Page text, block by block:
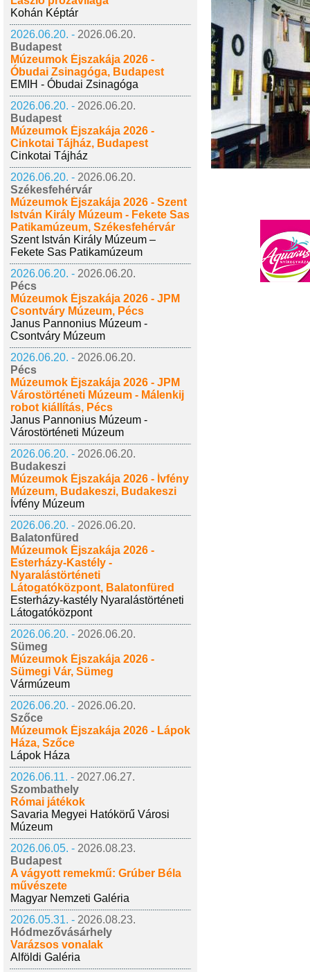
Kohán Képtár
2026.06.20. - 2026.06.20.
Budapest
Múzeumok Éjszakája 2026 -
Óbudai Zsinagóga, Budapest
EMIH - Óbudai Zsinagóga
2026.06.20. - 2026.06.20.
Budapest
Múzeumok Éjszakája 2026 -
Cinkotai Tájház, Budapest
Cinkotai Tájház
2026.06.20. - 2026.06.20.
Székesfehérvár
Múzeumok Éjszakája 2026 - Szent
István Király Múzeum - Fekete Sas
Patikamúzeum, Székesfehérvár
Szent István Király Múzeum –
Fekete Sas Patikamúzeum
2026.06.20. - 2026.06.20.
Pécs
Múzeumok Éjszakája 2026 - JPM
Csontváry Múzeum, Pécs
Janus Pannonius Múzeum -
Csontváry Múzeum
2026.06.20. - 2026.06.20.
Pécs
Múzeumok Éjszakája 2026 - JPM
Várostörténeti Múzeum - Málenkij
robot kiállítás, Pécs
Janus Pannonius Múzeum -
Várostörténeti Múzeum
2026.06.20. - 2026.06.20.
Budakeszi
Múzeumok Éjszakája 2026 - Ívfény
Múzeum, Budakeszi, Budakeszi
Ívfény Múzeum
2026.06.20. - 2026.06.20.
Balatonfüred
Múzeumok Éjszakája 2026 -
Esterházy-Kastély -
Nyaralástörténeti
Látogatóközpont, Balatonfüred
Esterházy-kastély Nyaralástörténeti
Látogatóközpont
2026.06.20. - 2026.06.20.
Sümeg
Múzeumok Éjszakája 2026 -
Sümegi Vár, Sümeg
Vármúzeum
2026.06.20. - 2026.06.20.
Szőce
Múzeumok Éjszakája 2026 - Lápok
Háza, Szőce
Lápok Háza
2026.06.11. - 2027.06.27.
Szombathely
Római játékok
Savaria Megyei Hatókörű Városi
Múzeum
2026.06.05. - 2026.08.23.
Budapest
A vágyott remekmű: Grúber Béla
művészete
Magyar Nemzeti Galéria
2026.05.31. - 2026.08.23.
Hódmezővásárhely
Varázsos vonalak
Alföldi Galéria